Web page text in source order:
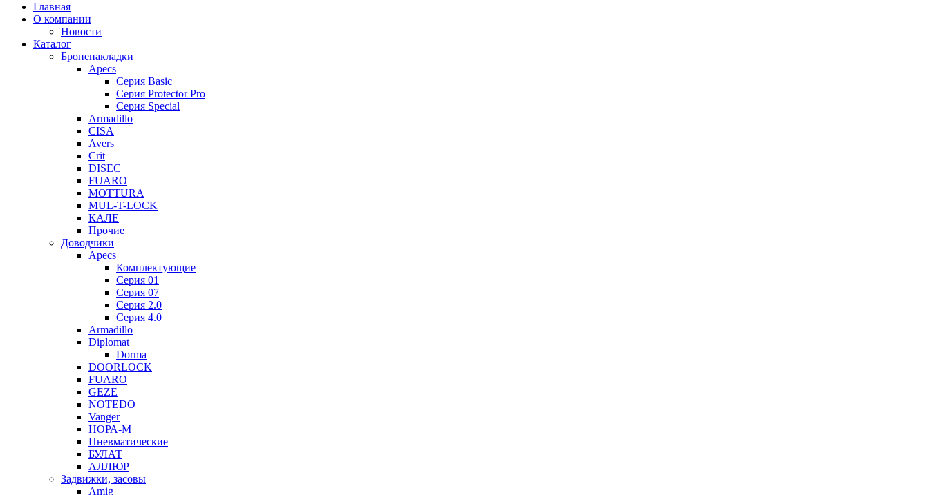
Главная
О компании
Новости
Каталог
Броненакладки
Apecs
Серия Basic
Серия Protector Pro
Серия Special
Armadillo
CISA
Avers
Crit
DISEC
FUARO
MOTTURA
MUL-T-LOCK
КАЛЕ
Прочие
Доводчики
Apecs
Комплектующие
Серия 01
Серия 07
Серия 2.0
Серия 4.0
Armadillo
Diplomat
Dorma
DOORLOCK
FUARO
GEZE
NOTEDO
Vanger
НОРА-М
Пневматические
БУЛАТ
АЛЛЮР
Задвижки, засовы
Amig